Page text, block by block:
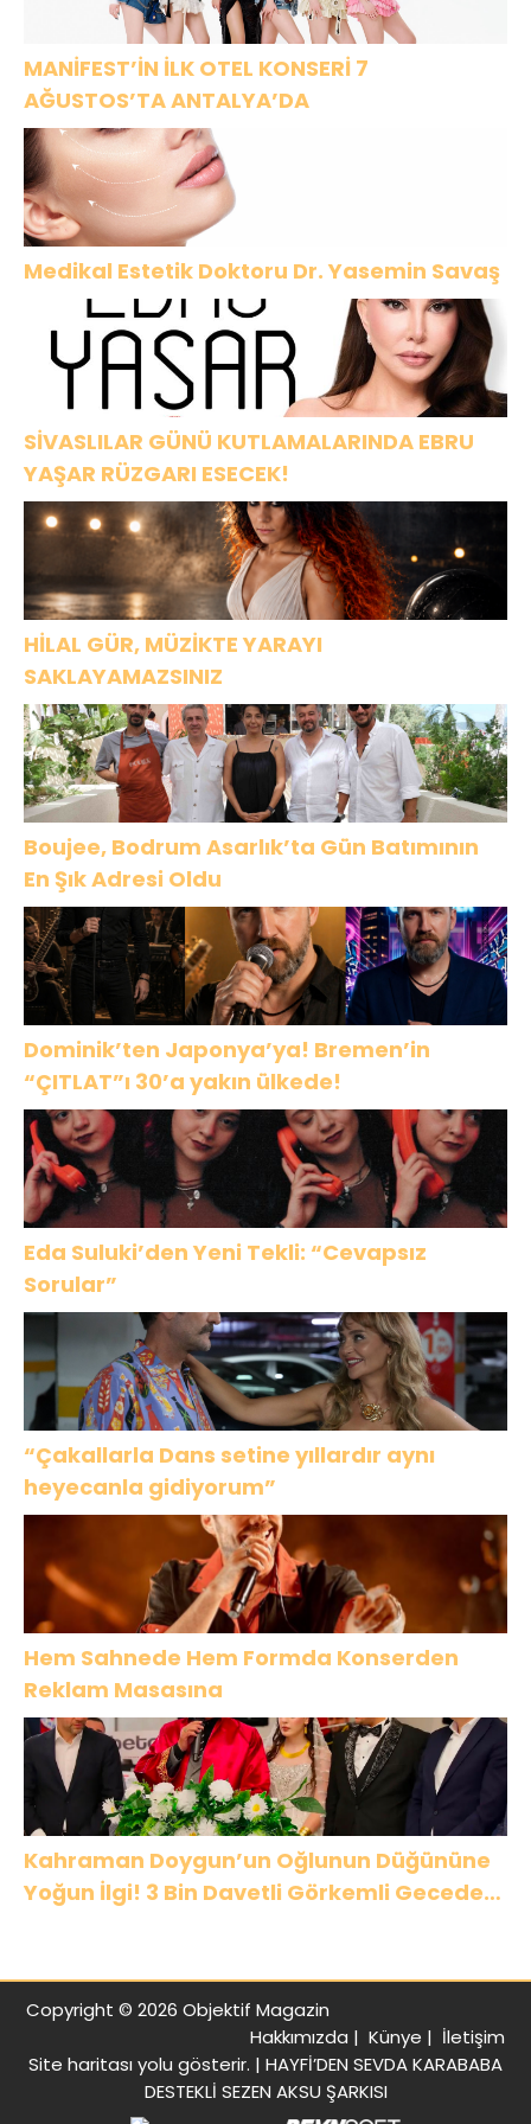
MANİFEST’İN İLK OTEL KONSERİ 7
AĞUSTOS’TA ANTALYA’DA
Medikal Estetik Doktoru Dr. Yasemin Savaş
SİVASLILAR GÜNÜ KUTLAMALARINDA EBRU
YAŞAR RÜZGARI ESECEK!
HİLAL GÜR, MÜZİKTE YARAYI
SAKLAYAMAZSINIZ
Boujee, Bodrum Asarlık’ta Gün Batımının
En Şık Adresi Oldu
Dominik’ten Japonya’ya! Bremen’in
“ÇITLAT”ı 30’a yakın ülkede!
Eda Suluki’den Yeni Tekli: “Cevapsız
Sorular”
“Çakallarla Dans setine yıllardır aynı
heyecanla gidiyorum”
Hem Sahnede Hem Formda Konserden
Reklam Masasına
Kahraman Doygun’un Oğlunun Düğününe
Yoğun İlgi! 3 Bin Davetli Görkemli Gecede
Copyright © 2026 Objektif Magazin
Hakkımızda | Künye | İletişim
Site haritası yolu gösterir. | HAYFİ’DEN SEVDA KARABABA
DESTEKLİ SEZEN AKSU ŞARKISI